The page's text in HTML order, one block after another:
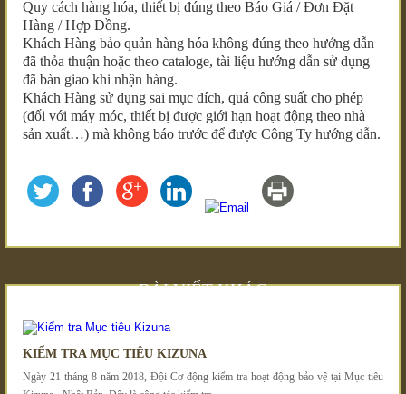
Quy cách hàng hóa, thiết bị đúng theo Báo Giá / Đơn Đặt
Hàng / Hợp Đồng.
Khách Hàng bảo quản hàng hóa không đúng theo hướng dẫn
đã thỏa thuận hoặc theo cataloge, tài liệu hướng dẫn sử dụng
đã bàn giao khi nhận hàng.
Khách Hàng sử dụng sai mục đích, quá công suất cho phép
(đối với máy móc, thiết bị được giới hạn hoạt động theo nhà
sản xuất…) mà không báo trước để được Công Ty hướng dẫn.
BÀI VIẾT KHÁC
KIỂM TRA MỤC TIÊU KIZUNA
Ngày 21 tháng 8 năm 2018, Đội Cơ động kiểm tra hoạt động bảo vệ tại Mục tiêu